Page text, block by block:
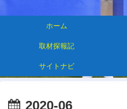
ホーム
取材探報記
サイトナビ
2020-06